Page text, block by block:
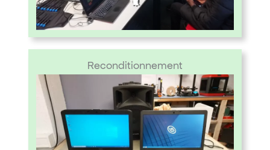
Reconditionnement